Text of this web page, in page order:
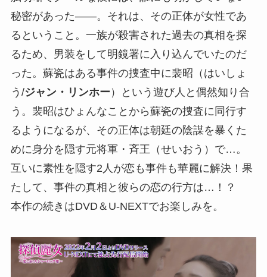
秘密があった――。それは、その正体が女性であ
るということ。一族が殺害された過去の真相を探
るため、男装をして明鏡署に入り込んでいたのだ
った。蘇瓷はある事件の捜査中に裴昭（はいしょ
う/ジャン・リンホー ）という遊び人と偶然知り合
う。裴昭はひょんなことから蘇瓷の捜査に同行す
るようになるが、その正体は朝廷の陰謀を暴くた
めに身分を隠す元将軍・斉王（せいおう）で…。
互いに素性を隠す2人が恋も事件も華麗に解決！果
たして、事件の真相と彼らの恋の行方は…！？
本作の続きはDVD＆U-NEXTでお楽しみを。